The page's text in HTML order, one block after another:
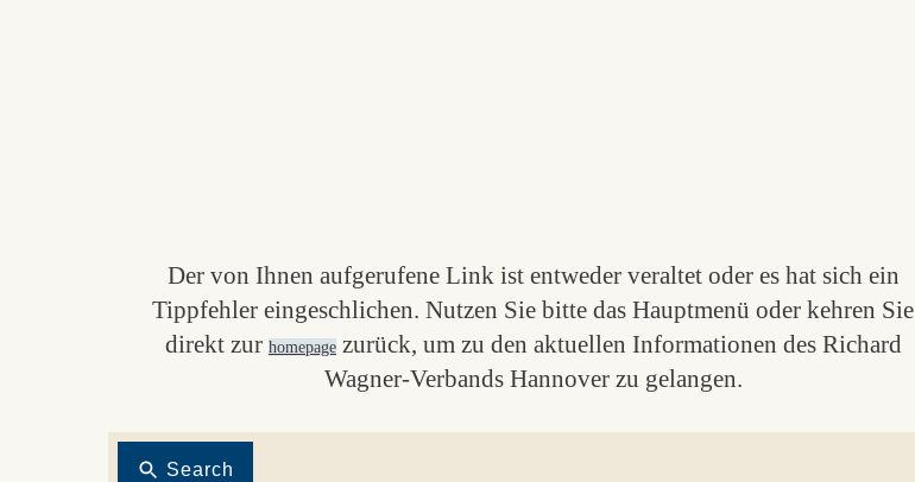
Der von Ihnen aufgerufene Link ist entweder veraltet oder es hat sich ein
Tippfehler eingeschlichen. Nutzen Sie bitte das Hauptmenü oder kehren Sie
direkt zur homepagezurück, um zu den aktuellen Informationen des Richard
Wagner-Verbands Hannover zu gelangen.
Search